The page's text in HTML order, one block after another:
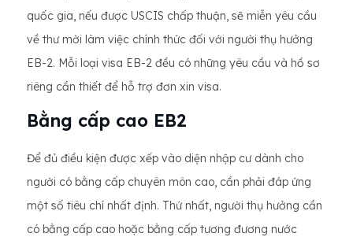
quốc gia, nếu được USCIS chấp thuận, sẽ miễn yêu cầu
về thư mời làm việc chính thức đối với người thụ hưởng
EB-2. Mỗi loại visa EB-2 đều có những yêu cầu và hồ sơ
riêng cần thiết để hỗ trợ đơn xin visa.
Bằng cấp cao EB2
Để đủ điều kiện được xếp vào diện nhập cư dành cho
người có bằng cấp chuyên môn cao, cần phải đáp ứng
một số tiêu chí nhất định. Thứ nhất, người thụ hưởng cần
có bằng cấp cao hoặc bằng cấp tương đương nước